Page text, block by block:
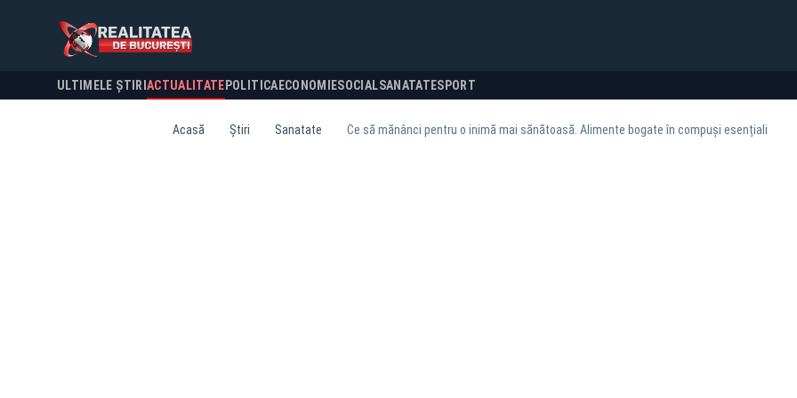
ULTIMELE ȘTIRI ACTUALITATE POLITICA ECONOMIESOCIALSANATATESPORT
Acasă Știri Sanatate Ce să mănânci pentru o inimă mai sănătoasă. Alimente bogate în compuși esențiali